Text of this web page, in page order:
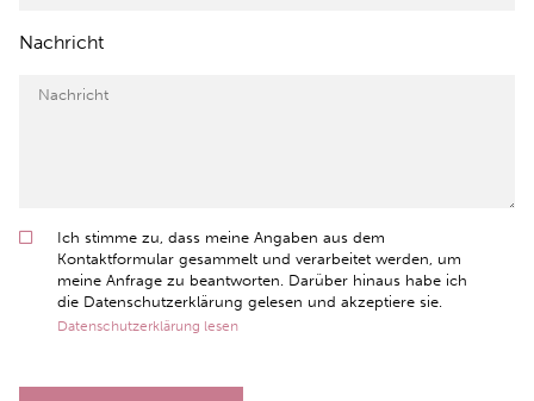
Nachricht
Ich stimme zu, dass meine Angaben aus dem
Kontaktformular gesammelt und verarbeitet werden, um
meine Anfrage zu beantworten. Darüber hinaus habe ich
die Datenschutzerklärung gelesen und akzeptiere sie.
Datenschutzerklärung lesen